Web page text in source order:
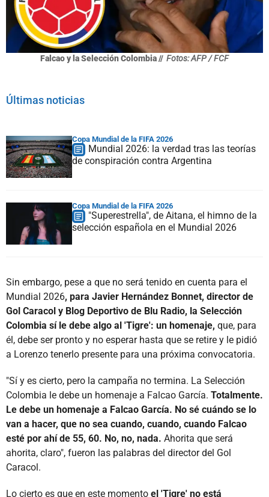
Falcao y la Selección Colombia // Fotos: AFP / FCF
Últimas noticias
Copa Mundial de la FIFA 2026
Mundial 2026: la verdad tras las teorías
de conspiración contra Argentina
Copa Mundial de la FIFA 2026
"Superestrella", de Aitana, el himno de la
selección española en el Mundial 2026
Sin embargo, pese a que no será tenido en cuenta para el
Mundial 2026, para Javier Hernández Bonnet, director de
Gol Caracol y Blog Deportivo de Blu Radio, la Selección
Colombia sí le debe algo al 'Tigre': un homenaje, que, para
él, debe ser pronto y no esperar hasta que se retire y le pidió
a Lorenzo tenerlo presente para una próxima convocatoria.
"Sí y es cierto, pero la campaña no termina. La Selección
Colombia le debe un homenaje a Falcao García. Totalmente.
Le debe un homenaje a Falcao García. No sé cuándo se lo
van a hacer, que no sea cuando, cuando, cuando Falcao
esté por ahí de 55, 60. No, no, nada. Ahorita que será
ahorita, claro", fueron las palabras del director del Gol
Caracol.
Lo cierto es que en este momento el 'Tigre' no está